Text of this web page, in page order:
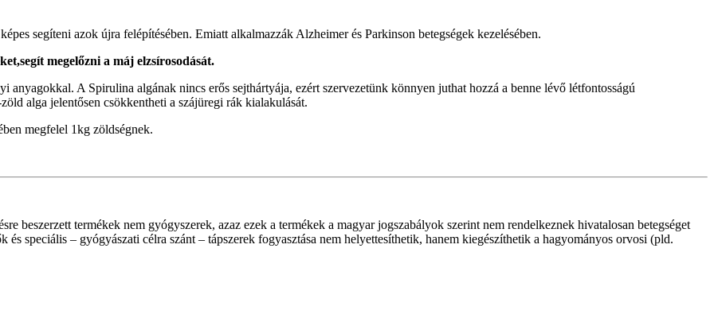
segíteni azok újra felépítésében. Emiatt alkalmazzák Alzheimer és Parkinson betegségek kezelésében.
megelőzni a máj elzsírosodását.
A Spirulina algának nincs erős sejthártyája, ezért szervezetünk könnyen juthat hozzá a benne lévő létfontosságú
alga jelentősen csökkentheti a szájüregi rák kialakulását.
megfelel 1kg zöldségnek.
beszerzett termékek nem gyógyszerek, azaz ezek a termékek a magyar jogszabályok szerint nem rendelkeznek hivatalosan betegséget
speciális – gyógyászati célra szánt – tápszerek fogyasztása nem helyettesíthetik, hanem kiegészíthetik a hagyományos orvosi (pld.